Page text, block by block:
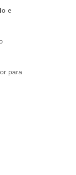
e
para